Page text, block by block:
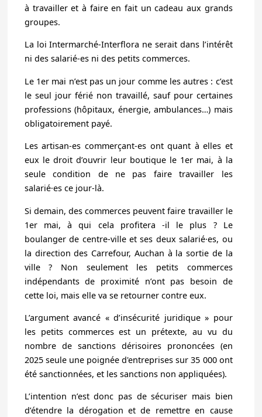
à travailler et à faire en fait un cadeau aux grands
groupes.
La loi Intermarché-Interflora ne serait dans l’intérêt
ni des salarié-es ni des petits commerces.
Le 1er mai n’est pas un jour comme les autres : c’est
le seul jour férié non travaillé, sauf pour certaines
professions (hôpitaux, énergie, ambulances…) mais
obligatoirement payé.
Les artisan-es commerçant-es ont quant à elles et
eux le droit d’ouvrir leur boutique le 1er mai, à la
seule condition de ne pas faire travailler les
salarié·es ce jour-là.
Si demain, des commerces peuvent faire travailler le
1er mai, à qui cela profitera -il le plus ? Le
boulanger de centre-ville et ses deux salarié·es, ou
la direction des Carrefour, Auchan à la sortie de la
ville ? Non seulement les petits commerces
indépendants de proximité n’ont pas besoin de
cette loi, mais elle va se retourner contre eux.
L’argument avancé « d’insécurité juridique » pour
les petits commerces est un prétexte, au vu du
nombre de sanctions dérisoires prononcées (en
2025 seule une poignée d'entreprises sur 35 000 ont
été sanctionnées, et les sanctions non appliquées).
L’intention n’est donc pas de sécuriser mais bien
d’étendre la dérogation et de remettre en cause